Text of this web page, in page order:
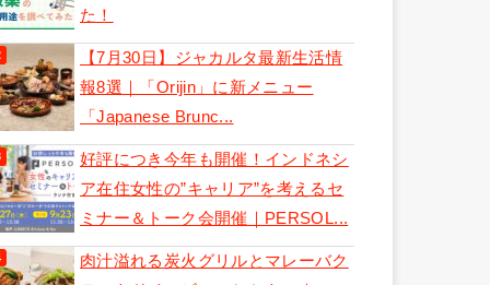
た！
【7月30日】ジャカルタ最新生活情
報8選｜「Orijin」に新メニュー
「Japanese Brunc...
好評につき今年も開催！インドネシ
ア在住女性の”キャリア”を考えるセ
ミナー＆トーク会開催｜PERSOL...
肉汁溢れる炭火グリルとマレーバク